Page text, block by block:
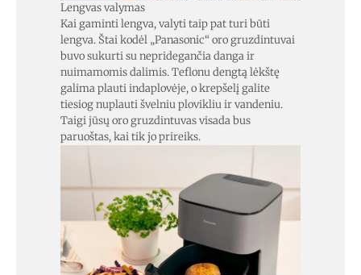
Lengvas valymas
Kai gaminti lengva, valyti taip pat turi būti
lengva. Štai kodėl „Panasonic“ oro gruzdintuvai
buvo sukurti su nepridegančia danga ir
nuimamomis dalimis. Teflonu dengtą lėkštę
galima plauti indaplovėje, o krepšelį galite
tiesiog nuplauti švelniu plovikliu ir vandeniu.
Taigi jūsų oro gruzdintuvas visada bus
paruoštas, kai tik jo prireiks.